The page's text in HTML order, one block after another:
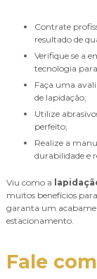
Contrate profissionais especializados e experientes para garantir um
resultado de
Verifique se a empresa possui equipamentos adequados e de alta
tecnologia
Faça uma avaliação da superfície do piso antes de iniciar o processo
de lapidação;
Utilize abrasivos de qualidade para garantir um acabamento
perfeito;
Realize a manutenção adequada do piso para garantir sua
durabilidade e
Viu como a
muitos benefícios para
garanta um
estacionamento.
Fale